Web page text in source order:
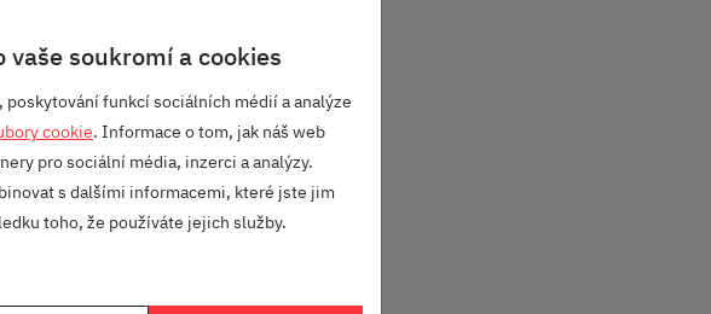
soukromí a cookies
poskytování funkcí sociálních médií a analýze
cookie. Informace o tom, jak náš web
pro sociální média, inzerci a analýzy.
s dalšími informacemi, které jste jim
toho, že používáte jejich služby.